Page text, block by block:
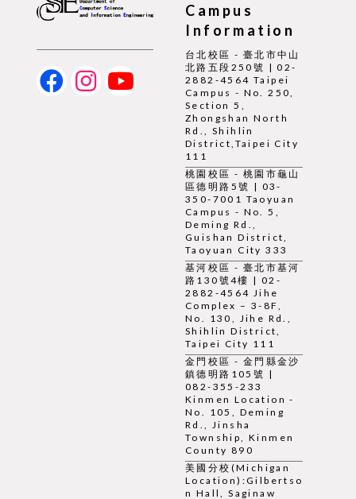
Campus
Information
台北校區 - 臺北市中山
北路五段250號 | 02-
2882-4564 Taipei
Campus - No. 250,
Section 5,
Zhongshan North
Rd., Shihlin
District,Taipei City
111
桃園校區 - 桃園市龜山
區德明路5號 | 03-
350-7001 Taoyuan
Campus - No. 5,
Deming Rd.,
Guishan District,
Taoyuan City 333
基河校區 - 臺北市基河
路130號4樓 | 02-
2882-4564 Jihe
Complex – 3-8F,
No. 130, Jihe Rd.,
Shihlin District,
Taipei City 111
金門校區 - 金門縣金沙
鎮德明路105號 |
082-355-233
Kinmen Location -
No. 105, Deming
Rd., Jinsha
Township, Kinmen
County 890
美國分校(Michigan
Location):Gilbertso
n Hall, Saginaw